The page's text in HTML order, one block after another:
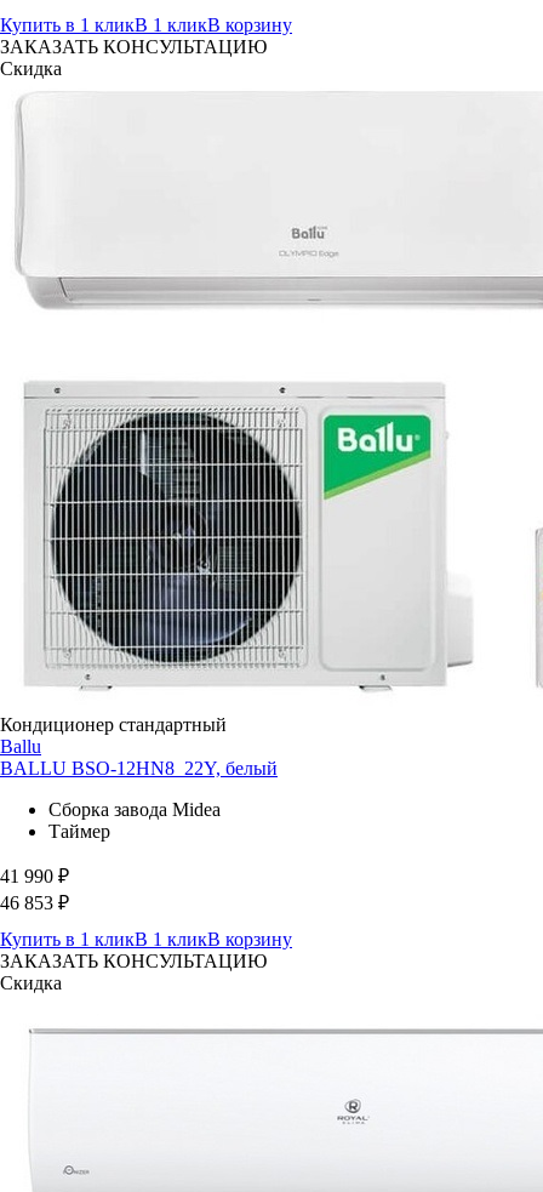
Купить в 1 кликВ 1 кликВ корзину
ЗАКАЗАТЬ КОНСУЛЬТАЦИЮ
Скидка
Кондиционер стандартный
Ballu
BALLU BSO-12HN8_22Y, белый
Сборка завода Midea
Таймер
41 990 ₽
46 853 ₽
Купить в 1 кликВ 1 кликВ корзину
ЗАКАЗАТЬ КОНСУЛЬТАЦИЮ
Скидка